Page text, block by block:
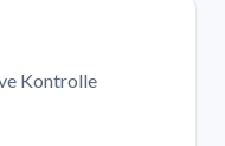
Kontrolle